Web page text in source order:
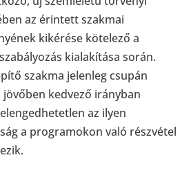
az érintett szakmai
kikérése kötelező a
kialakítása során.
szakma jelenleg csupán
kedvező irányban
az ilyen
a programokon való részvétel